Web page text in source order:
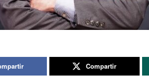
Compartir